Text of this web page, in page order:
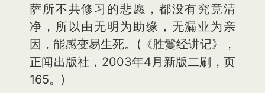
萨所不共修习的悲愿，都没有究竟清
净，所以由无明为助缘，无漏业为亲
因，能感变易生死。(《胜鬘经讲记》，
正闻出版社，2003年4月新版二刷，页
165。)